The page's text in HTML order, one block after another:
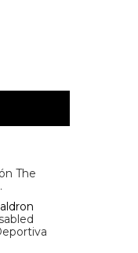
The